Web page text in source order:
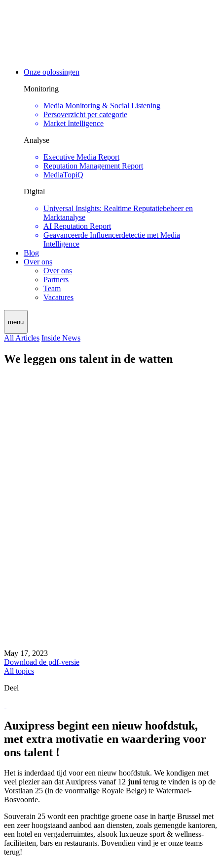
Onze oplossingen
Monitoring
Media Monitoring & Social Listening
Persoverzicht per categorie
Market Intelligence
Analyse
Executive Media Report
Reputation Management Report
MediaTopiQ
Digital
Universal Insights: Realtime Reputatiebeheer en
Marktanalyse
AI Reputation Report
Geavanceerde Influencerdetectie met Media
Intelligence
Blog
Over ons
Over ons
Partners
Team
Vacatures
menu
All Articles Inside News
We leggen ons talent in de watten
May 17, 2023
Download de pdf-versie
All topics
Deel
Auxipress begint een nieuw hoofdstuk,
met extra motivatie en waardering voor
ons talent !
Het is inderdaad tijd voor een nieuw hoofdstuk. We kondigen met
veel plezier aan dat Auxipress vanaf 12 juniterug te vinden is op de
Vorstlaan 25 (in de voormalige Royale Belge) te Watermael-
Bosvoorde.
Souverain 25 wordt een prachtige groene oase in hartje Brussel met
een zeer hoogstaand aanbod aan diensten, zoals gemengde kantoren,
een hotel en vergaderruimtes, alsook luxueuze sport & wellness-
faciliteiten, bars en restaurants. Bovendien vind je er onze teams
terug!